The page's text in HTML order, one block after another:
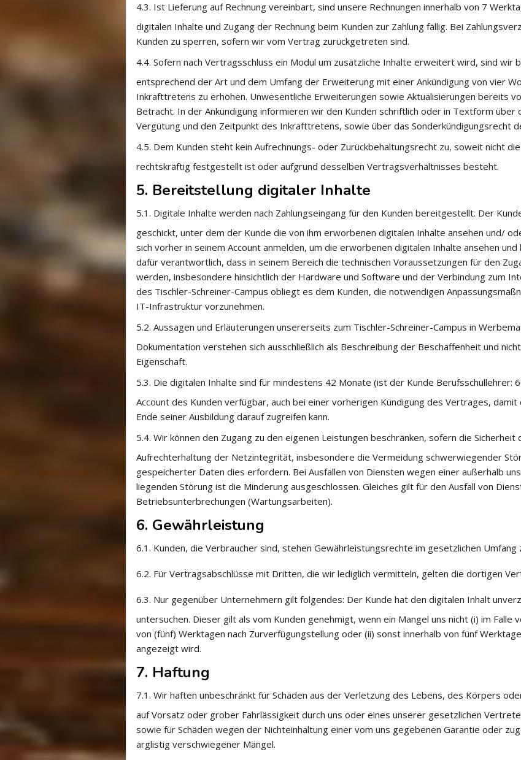
4.3. Ist Lieferung auf Rechnung vereinbart, sind unsere Rechnungen innerhalb von 7
digitalen Inhalte und Zugang der Rechnung beim Kunden zur Zahlung fällig. Bei
Kunden zu sperren, sofern wir vom Vertrag zurückgetreten sind.
4.4. Sofern nach Vertragsschluss ein Modul um zusätzliche Inhalte erweitert wird, sind wir
entsprechend der Art und dem Umfang der Erweiterung mit einer Ankündigung von vier
Inkrafttretens zu erhöhen. Unwesentliche Erweiterungen sowie Aktualisierungen bereits
Betracht. In der Ankündigung informieren wir den Kunden schriftlich oder in Textform über
Vergütung und den Zeitpunkt des Inkrafttretens, sowie über das Sonderkündigungsrecht
4.5. Dem Kunden steht kein Aufrechnungs- oder Zurückbehaltungsrecht zu, soweit nicht
rechtskräftig festgestellt ist oder aufgrund desselben Vertragsverhältnisses besteht.
5. Bereitstellung digitaler Inhalte
5.1. Digitale Inhalte werden nach Zahlungseingang für den Kunden bereitgestellt. Der
geschickt, unter dem der Kunde die von ihm erworbenen digitalen Inhalte ansehen und/
sich vorher in seinem Account anmelden, um die erworbenen digitalen Inhalte ansehen
dafür verantwortlich, dass in seinem Bereich die technischen Voraussetzungen für den
werden, insbesondere hinsichtlich der Hardware und Software und der Verbindung zum
des Tischler-Schreiner-Campus obliegt es dem Kunden, die notwendigen
IT-Infrastruktur vorzunehmen.
5.2. Aussagen und Erläuterungen unsererseits zum Tischler-Schreiner-Campus in
Dokumentation verstehen sich ausschließlich als Beschreibung der Beschaffenheit und
Eigenschaft.
5.3. Die digitalen Inhalte sind für mindestens 42 Monate (ist der Kunde Berufsschullehrer:
Account des Kunden verfügbar, auch bei einer vorherigen Kündigung des Vertrages,
Ende seiner Ausbildung darauf zugreifen kann.
5.4. Wir können den Zugang zu den eigenen Leistungen beschränken, sofern die
Aufrechterhaltung der Netzintegrität, insbesondere die Vermeidung schwerwiegender
gespeicherter Daten dies erfordern. Bei Ausfallen von Diensten wegen einer außerhalb
liegenden Störung ist die Minderung ausgeschlossen. Gleiches gilt für den Ausfall von
Betriebsunterbrechungen (Wartungsarbeiten).
6. Gewährleistung
6.1. Kunden, die Verbraucher sind, stehen Gewährleistungsrechte im gesetzlichen Umfang
6.2. Für Vertragsabschlüsse mit Dritten, die wir lediglich vermitteln, gelten die dortigen
6.3. Nur gegenüber Unternehmern gilt folgendes: Der Kunde hat den digitalen Inhalt
untersuchen. Dieser gilt als vom Kunden genehmigt, wenn ein Mangel uns nicht (i) im Falle
von (fünf) Werktagen nach Zurverfügungstellung oder (ii) sonst innerhalb von fünf
angezeigt wird.
7. Haftung
7.1. Wir haften unbeschränkt für Schäden aus der Verletzung des Lebens, des Körpers
auf Vorsatz oder grober Fahrlässigkeit durch uns oder eines unserer gesetzlichen
sowie für Schäden wegen der Nichteinhaltung einer vom uns gegebenen Garantie oder
arglistig verschwiegener Mängel.